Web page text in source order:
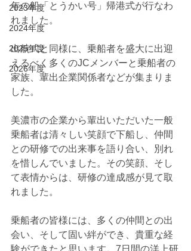
2023年度
2024年度
2025年度
2026年度
年の船「とうかい号」帰港式が行なわ
れました。
出航式と同様に、乗船者を盛大に出迎
えるべく多くのJCメンバーと乗船者の
家族、輩出企業関係者などが集まりま
した。
美濃市の企業から輩出いただいた一般
乗船者は清々しい笑顔で下船し、仲間
との研修での出来事を語り合い、別れ
を惜しんでいました。その笑顔、そし
て表情からは、研修の達成感が見て取
れました。
乗船者の皆様には、多くの仲間との出
会い、そして固い絆ができ、貴重な経
験ができたと思います。7日間の洋上研